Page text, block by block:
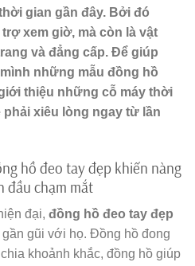
gian gần đây. Bởi đó
xem giờ, mà còn là vật
và đẳng cấp. Để giúp
những mẫu đồng hồ
thiệu những cỗ máy thời
xiêu lòng ngay từ lần
hồ đeo tay đẹp khiến nàng
đầu chạm mắt
đại, đồng hồ đeo tay đẹp
gần gũi với họ. Đồng hồ đong
khoảnh khắc, đồng hồ giúp